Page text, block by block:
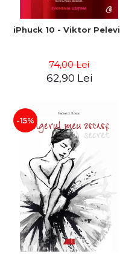
iPhuck 10 - Viktor
74,00 Lei
62,90 Lei
-15%